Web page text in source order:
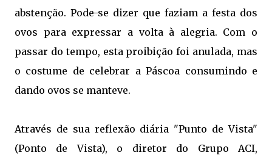
abstenção. Pode-se dizer que faziam a festa dos
ovos para expressar a volta à alegria. Com o
passar do tempo, esta proibição foi anulada, mas
o costume de celebrar a Páscoa consumindo e
dando ovos se manteve.
Através de sua reflexão diária "Punto de Vista"
(Ponto de Vista), o diretor do Grupo ACI,